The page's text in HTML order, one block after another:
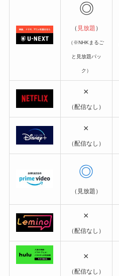
◎
（ 見放題 ）
（※NHKまるご
と見放題パッ
ク）
×
（配信なし）
×
（配信なし）
◎
（見放題）
×
（配信なし）
×
（配信なし）